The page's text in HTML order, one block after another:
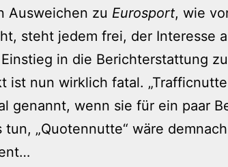
Ausweichen zu Eurosport, wie
steht jedem frei, der Interesse
in die Berichterstattung
ist nun wirklich fatal.
genannt, wenn sie für ein paar
tun, „Quotennutte“ wäre